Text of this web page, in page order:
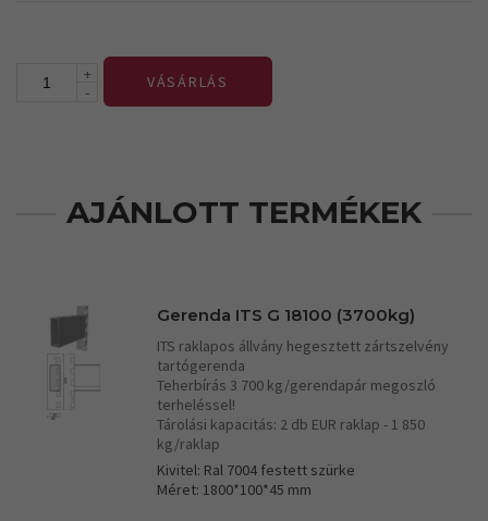
+
-
VÁSÁRLÁS
AJÁNLOTT TERMÉKEK
Gerenda ITS G 18100 (3700kg)
ITS raklapos állvány hegesztett zártszelvény
tartógerenda
Teherbírás 3 700 kg/gerendapár megoszló
terheléssel!
Tárolási kapacitás: 2 db EUR raklap - 1 850
kg/raklap
Kivitel: Ral 7004 festett szürke
Méret: 1800*100*45 mm